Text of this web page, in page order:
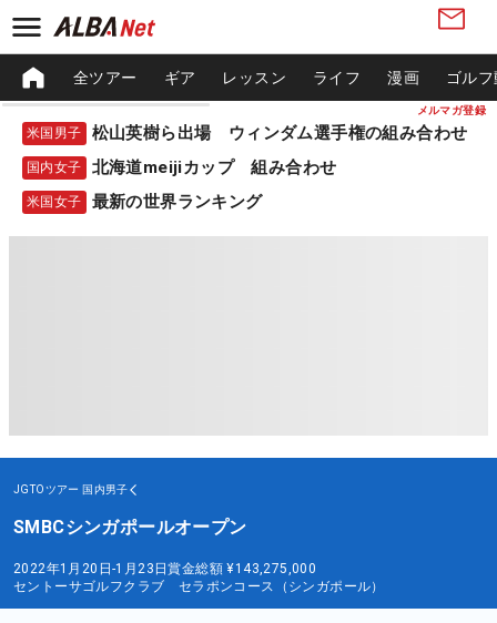
メルマガ登録
全ツアー ギア レッスン ライフ 漫画 ゴル
米国男子 松山英樹ら出場 ウィンダム選手権の組み合わせ
国内女子 北海道meijiカップ 組み合わせ
米国女子 最新の世界ランキング
JGTOツアー 国内男子
SMBCシンガポールオープン
2022年1月20日-1月23日賞金総額 ¥143,275,000
セントーサゴルフクラブ セラポンコース（シンガポール）